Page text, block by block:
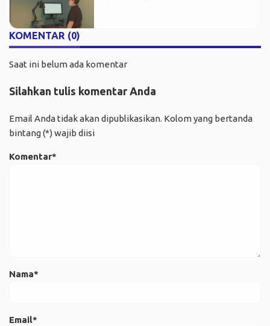
KOMENTAR (0)
Saat ini belum ada komentar
Silahkan tulis komentar Anda
Email Anda tidak akan dipublikasikan. Kolom yang bertanda
bintang (*) wajib diisi
Komentar*
Nama*
Email*